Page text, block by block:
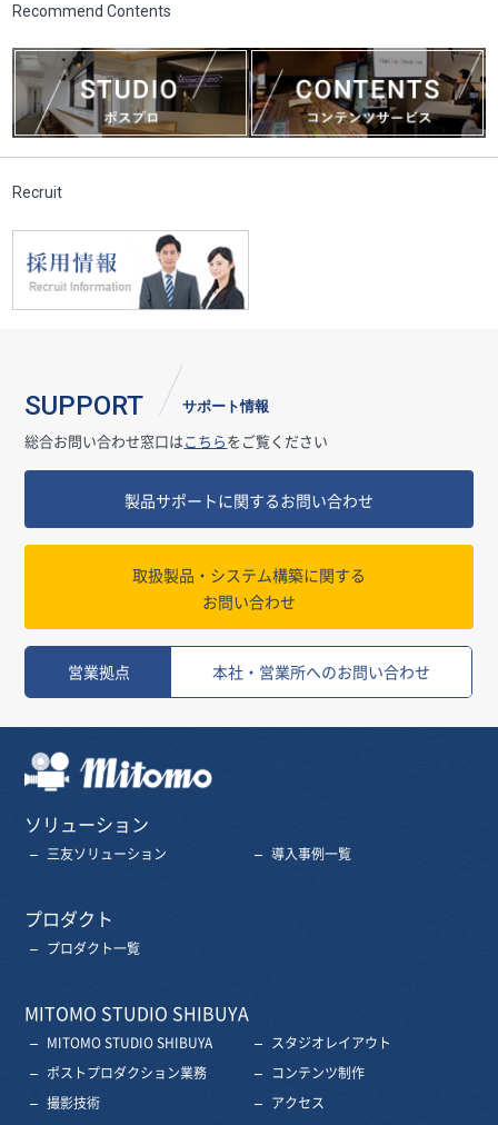
Recommend Contents
Recruit
SUPPORT サポート情報
総合お問い合わせ窓口はこちらをご覧ください
製品サポートに関するお問い合わせ
取扱製品・システム構築に関する
お問い合わせ
営業拠点 本社・営業所へのお問い合わせ
ソリューション
三友ソリューション 導入事例一覧
プロダクト
プロダクト一覧
MITOMO STUDIO SHIBUYA
MITOMO STUDIO SHIBUYA
スタジオレイアウト
ポストプロダクション業務
コンテンツ制作
撮影技術
アクセス